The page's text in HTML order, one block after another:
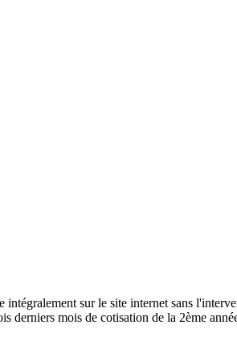
sur le site internet sans
derniers mois de cotisation de la 2ème